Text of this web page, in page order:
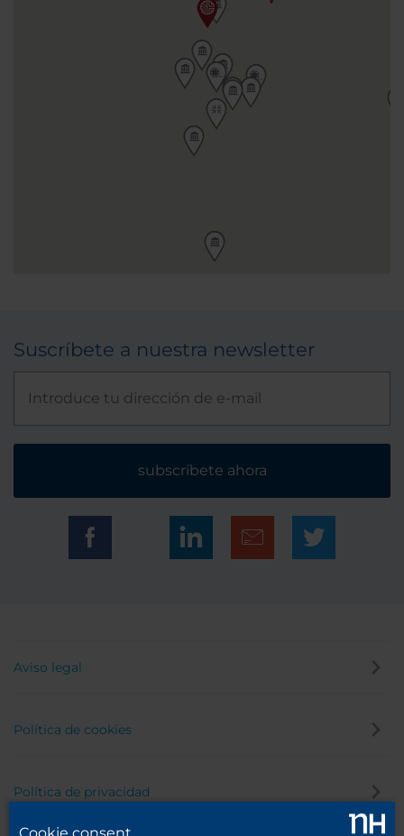
Suscríbete a nuestra newsletter
subscríbete ahora
Aviso legal
Política de cookies
Política de privacidad
Cookie consent